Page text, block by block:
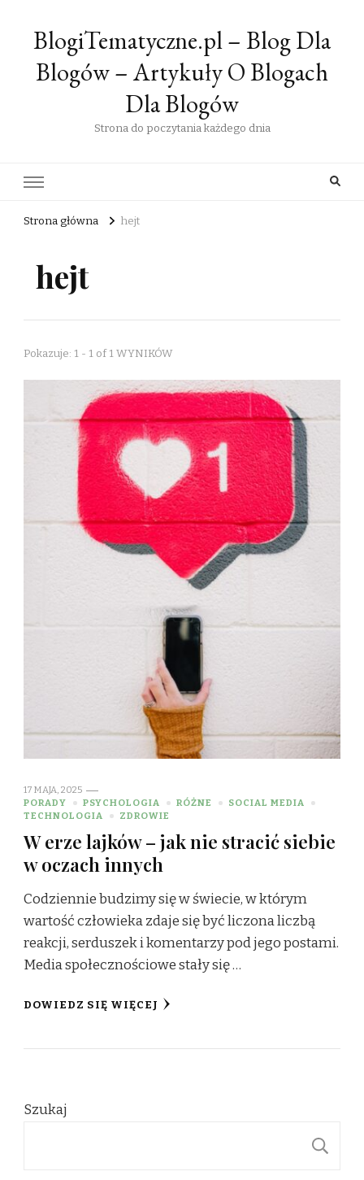
BlogiTematyczne.pl – Blog Dla
Blogów – Artykuły O Blogach
Dla Blogów
Strona do poczytania każdego dnia
Strona główna hejt
hejt
Pokazuje: 1 - 1 of 1 WYNIKÓW
17 MAJA, 2025
PORADY
PSYCHOLOGIA RÓŻNE
SOCIAL MEDIA
TECHNOLOGIA
ZDROWIE
W erze lajków – jak nie stracić siebie
w oczach innych
Codziennie budzimy się w świecie, w którym
wartość człowieka zdaje się być liczona liczbą
reakcji, serduszek i komentarzy pod jego postami.
Media społecznościowe stały się …
DOWIEDZ SIĘ WIĘCEJ
Szukaj